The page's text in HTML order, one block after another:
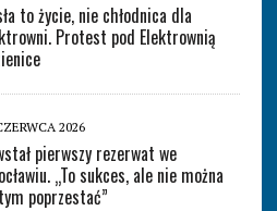
to życie, nie chłodnica dla
Protest pod Elektrownią
2026
pierwszy rezerwat we
„To sukces, ale nie można
poprzestać”